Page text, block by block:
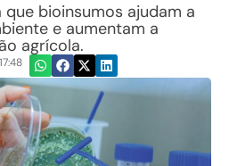
bioinsumos ajudam a
e aumentam a
agrícola.
17:48